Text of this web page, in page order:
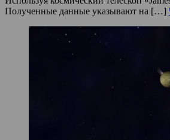
Полученные данные указывают на […]